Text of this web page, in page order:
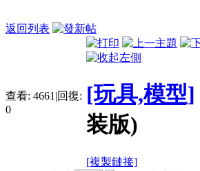
返回列表
查看: 4661 |回復:
0
[玩具,模型]
装版)
[複製鏈接]